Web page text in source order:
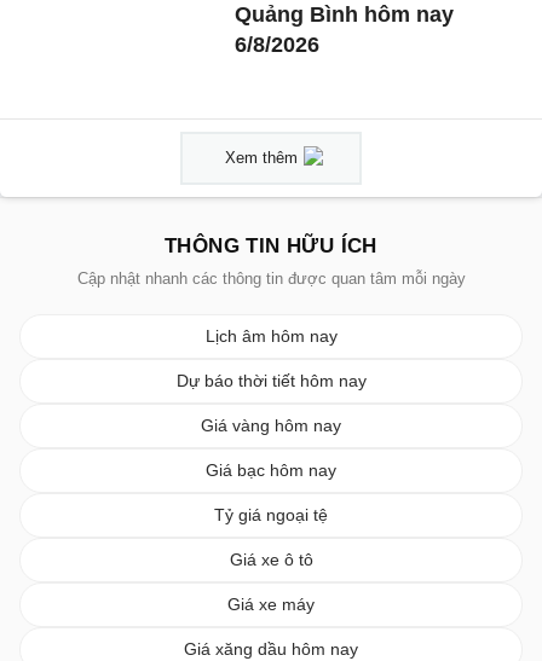
Quảng Bình hôm nay
6/8/2026
Xem thêm
THÔNG TIN HỮU ÍCH
Cập nhật nhanh các thông tin được quan tâm mỗi ngày
Lịch âm hôm nay
Dự báo thời tiết hôm nay
Giá vàng hôm nay
Giá bạc hôm nay
Tỷ giá ngoại tệ
Giá xe ô tô
Giá xe máy
Giá xăng dầu hôm nay